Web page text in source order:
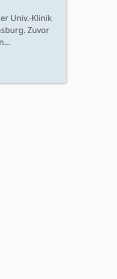
Univ.-Klinik
Zuvor